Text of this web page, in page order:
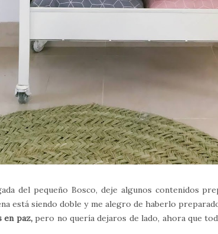
del pequeño Bosco, deje algunos contenidos
está siendo doble y me alegro de haberlo
en paz,pero no quería dejaros de lado, ahora que